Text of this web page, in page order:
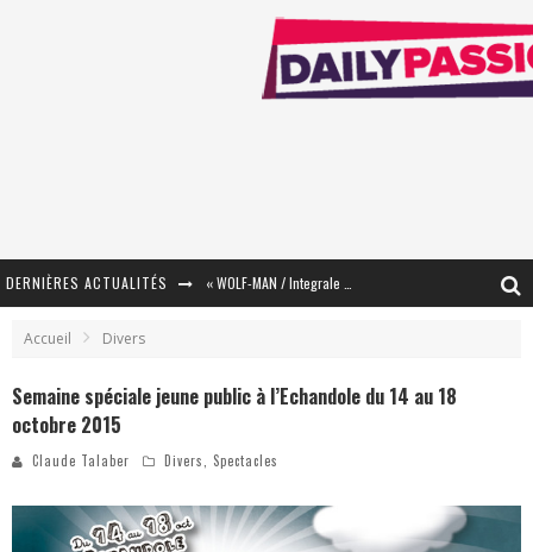
DERNIÈRES ACTUALITÉS
Star Fox
Accueil Divers
Semaine spéciale jeune public à l’Echandole du 14 au 18
octobre 2015
Claude Talaber Divers Spectacles